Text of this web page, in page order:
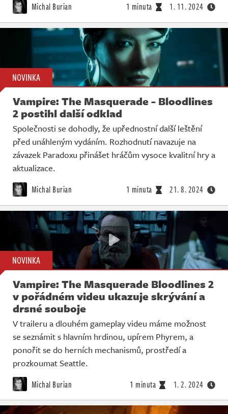
Michal Burian 1 minuta 1. 11. 2024
NOVINKA
Vampire: The Masquerade - Bloodlines
2 postihl další odklad
Společnosti se dohodly, že upřednostní další leštění
před unáhleným vydáním. Rozhodnutí navazuje na
závazek Paradoxu přinášet hráčům vysoce kvalitní hry a
aktualizace.
Michal Burian 1 minuta 21. 8. 2024
NOVINKA
Vampire: The Masquerade Bloodlines 2
v pořádném videu ukazuje skrývání a
drsné souboje
V traileru a dlouhém gameplay videu máme možnost
se seznámit s hlavním hrdinou, upírem Phyrem, a
ponořit se do herních mechanismů, prostředí a
prozkoumat Seattle.
Michal Burian 1 minuta 1. 2. 2024